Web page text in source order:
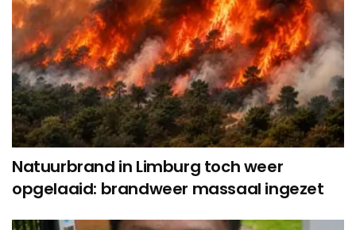
Natuurbrand in Limburg toch weer
opgelaaid: brandweer massaal ingezet